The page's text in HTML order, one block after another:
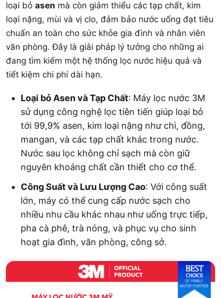
loại bỏ asen mà còn giảm thiểu các tạp chất, kim
loại nặng, mùi và vị clo, đảm bảo nước uống đạt tiêu
chuẩn an toàn cho sức khỏe gia đình và nhân viên
văn phòng. Đây là giải pháp lý tưởng cho những ai
đang tìm kiếm một hệ thống lọc nước hiệu quả và
tiết kiệm chi phí dài hạn.
Loại bỏ Asen và Tạp Chất: Máy lọc nước 3M
sử dụng công nghệ lọc tiên tiến giúp loại bỏ
tới 99,9% asen, kim loại nặng như chì, đồng,
mangan, và các tạp chất khác trong nước.
Nước sau lọc không chỉ sạch mà còn giữ
nguyên khoáng chất cần thiết cho cơ thể.
Công Suất và Lưu Lượng Cao: Với công suất
lớn, máy có thể cung cấp nước sạch cho
nhiều nhu cầu khác nhau như uống trực tiếp,
pha cà phê, trà nóng, và phục vụ cho sinh
hoạt gia đình, văn phòng, công sở.